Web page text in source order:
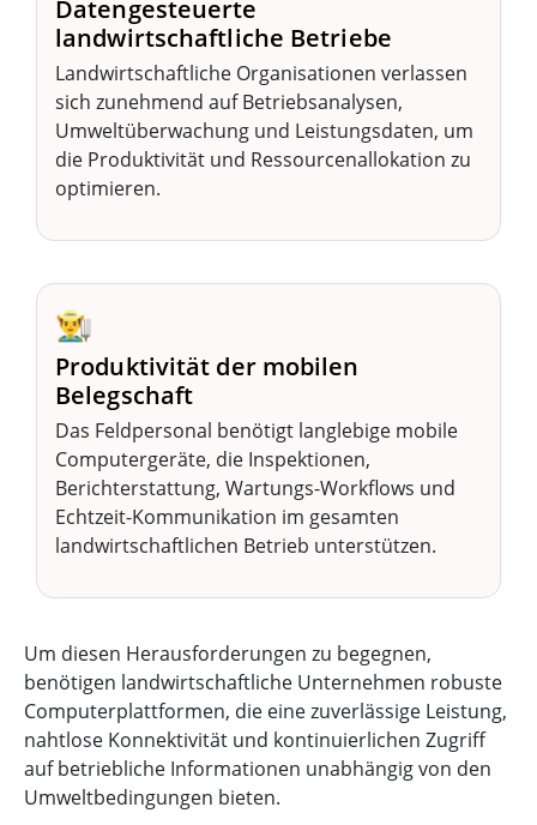
Datengesteuerte
landwirtschaftliche Betriebe
Landwirtschaftliche Organisationen verlassen
sich zunehmend auf Betriebsanalysen,
Umweltüberwachung und Leistungsdaten, um
die Produktivität und Ressourcenallokation zu
optimieren.
👨‍🌾
Produktivität der mobilen
Belegschaft
Das Feldpersonal benötigt langlebige mobile
Computergeräte, die Inspektionen,
Berichterstattung, Wartungs-Workflows und
Echtzeit-Kommunikation im gesamten
landwirtschaftlichen Betrieb unterstützen.
Um diesen Herausforderungen zu begegnen,
benötigen landwirtschaftliche Unternehmen robuste
Computerplattformen, die eine zuverlässige Leistung,
nahtlose Konnektivität und kontinuierlichen Zugriff
auf betriebliche Informationen unabhängig von den
Umweltbedingungen bieten.